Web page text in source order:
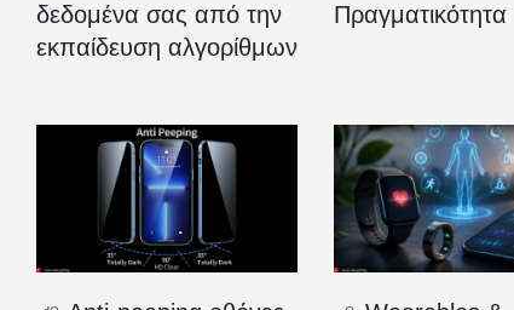
δεδομένα σας από την
εκπαίδευση αλγορίθμων
Πραγματικότητα